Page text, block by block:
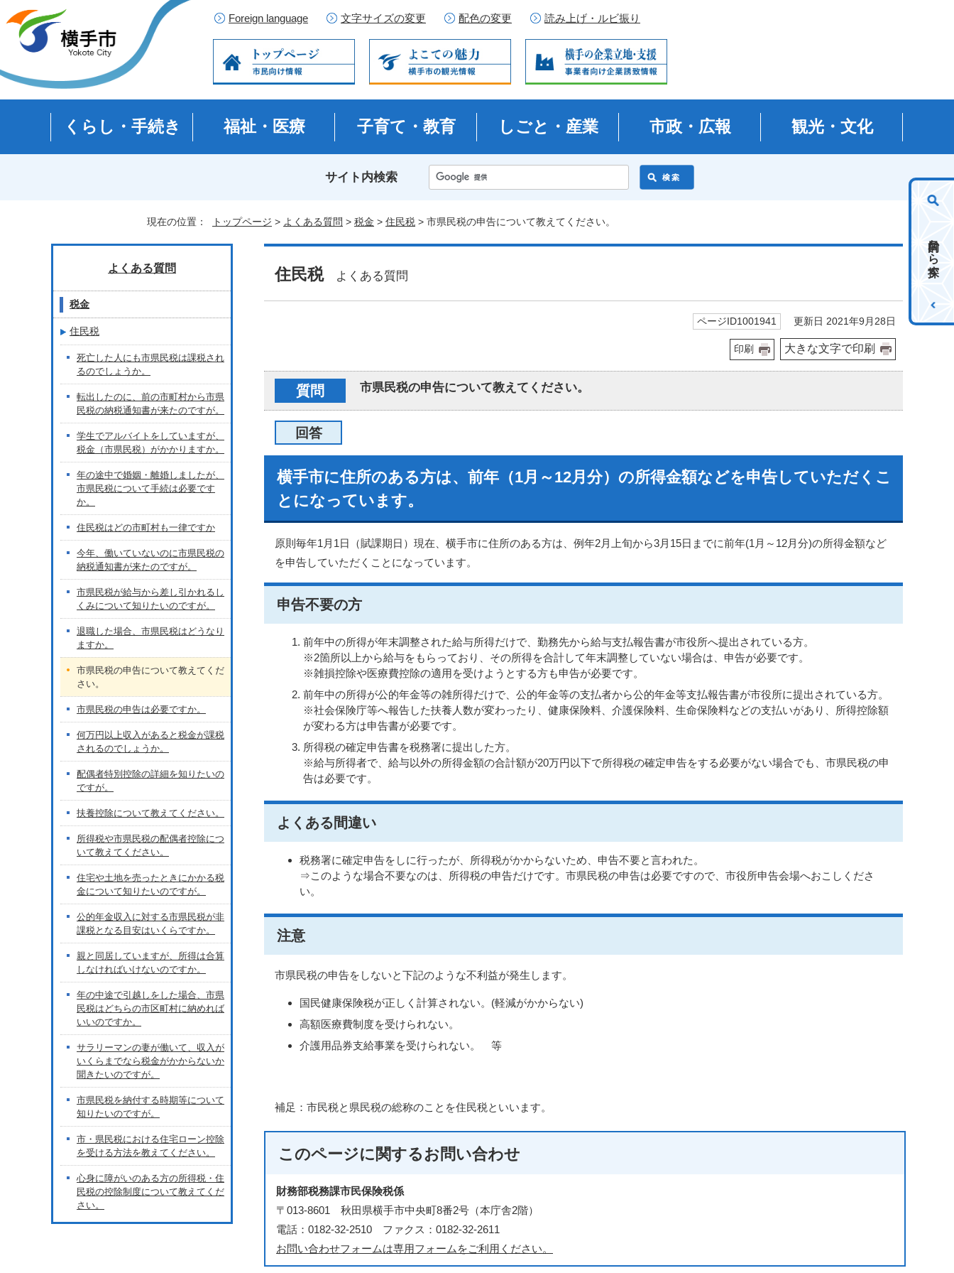
Foreign language 文字サイズの変更 配色の変更 読み上げ・ルビ振り
くらし・手続き 福祉・医療 子育て・教育 しごと・産業 市政・広報 観光・文化
サイト内検索
目的から探す
現在の位置： トップページ > よくある質問 > 税金 > 住民税 > 市県民税の申告について教えてください。
住民税よくある質問
ページID1001941 更新日 2021年9月28日
印刷 大きな文字で印刷
質問 市県民税の申告について教えてください。
回答
横手市に住所のある方は、前年（1月～12月分）の所得金額などを申告していただくこ
とになっています。
原則毎年1月1日（賦課期日）現在、横手市に住所のある方は、例年2月上旬から3月15日までに前年(1月～12月分)の所得金額など
を申告していただくことになっています。
申告不要の方
前年中の所得が年末調整された給与所得だけで、勤務先から給与支払報告書が市役所へ提出されている方。
※2箇所以上から給与をもらっており、その所得を合計して年末調整していない場合は、申告が必要です。
※雑損控除や医療費控除の適用を受けようとする方も申告が必要です。
前年中の所得が公的年金等の雑所得だけで、公的年金等の支払者から公的年金等支払報告書が市役所に提出されている方。
※社会保険庁等へ報告した扶養人数が変わったり、健康保険料、介護保険料、生命保険料などの支払いがあり、所得控除額
が変わる方は申告書が必要です。
所得税の確定申告書を税務署に提出した方。
※給与所得者で、給与以外の所得金額の合計額が20万円以下で所得税の確定申告をする必要がない場合でも、市県民税の申
告は必要です。
よくある間違い
税務署に確定申告をしに行ったが、所得税がかからないため、申告不要と言われた。
⇒このような場合不要なのは、所得税の申告だけです。市県民税の申告は必要ですので、市役所申告会場へおこしくださ
い。
注意
市県民税の申告をしないと下記のような不利益が発生します。
国民健康保険税が正しく計算されない。(軽減がかからない)
高額医療費制度を受けられない。
介護用品券支給事業を受けられない。 等
補足：市民税と県民税の総称のことを住民税といいます。
このページに関するお問い合わせ
財務部税務課市民保険税係
〒013-8601 秋田県横手市中央町8番2号（本庁舎2階）
電話：0182-32-2510 ファクス：0182-32-2611
お問い合わせフォームは専用フォームをご利用ください。
よくある質問
税金
住民税
死亡した人にも市県民税は課税され
るのでしょうか。
転出したのに、前の市町村から市県
民税の納税通知書が来たのですが。
学生でアルバイトをしていますが、
税金（市県民税）がかかりますか。
年の途中で婚姻・離婚しましたが、
市県民税について手続は必要です
か。
住民税はどの市町村も一律ですか
今年、働いていないのに市県民税の
納税通知書が来たのですが。
市県民税が給与から差し引かれるし
くみについて知りたいのですが。
退職した場合、市県民税はどうなり
ますか。
市県民税の申告について教えてくだ
さい。
市県民税の申告は必要ですか。
何万円以上収入があると税金が課税
されるのでしょうか。
配偶者特別控除の詳細を知りたいの
ですが。
扶養控除について教えてください。
所得税や市県民税の配偶者控除につ
いて教えてください。
住宅や土地を売ったときにかかる税
金について知りたいのですが。
公的年金収入に対する市県民税が非
課税となる目安はいくらですか。
親と同居していますが、所得は合算
しなければいけないのですか。
年の中途で引越しをした場合、市県
民税はどちらの市区町村に納めれば
いいのですか。
サラリーマンの妻が働いて、収入が
いくらまでなら税金がかからないか
聞きたいのですが。
市県民税を納付する時期等について
知りたいのですが。
市・県民税における住宅ローン控除
を受ける方法を教えてください。
心身に障がいのある方の所得税・住
民税の控除制度について教えてくだ
さい。